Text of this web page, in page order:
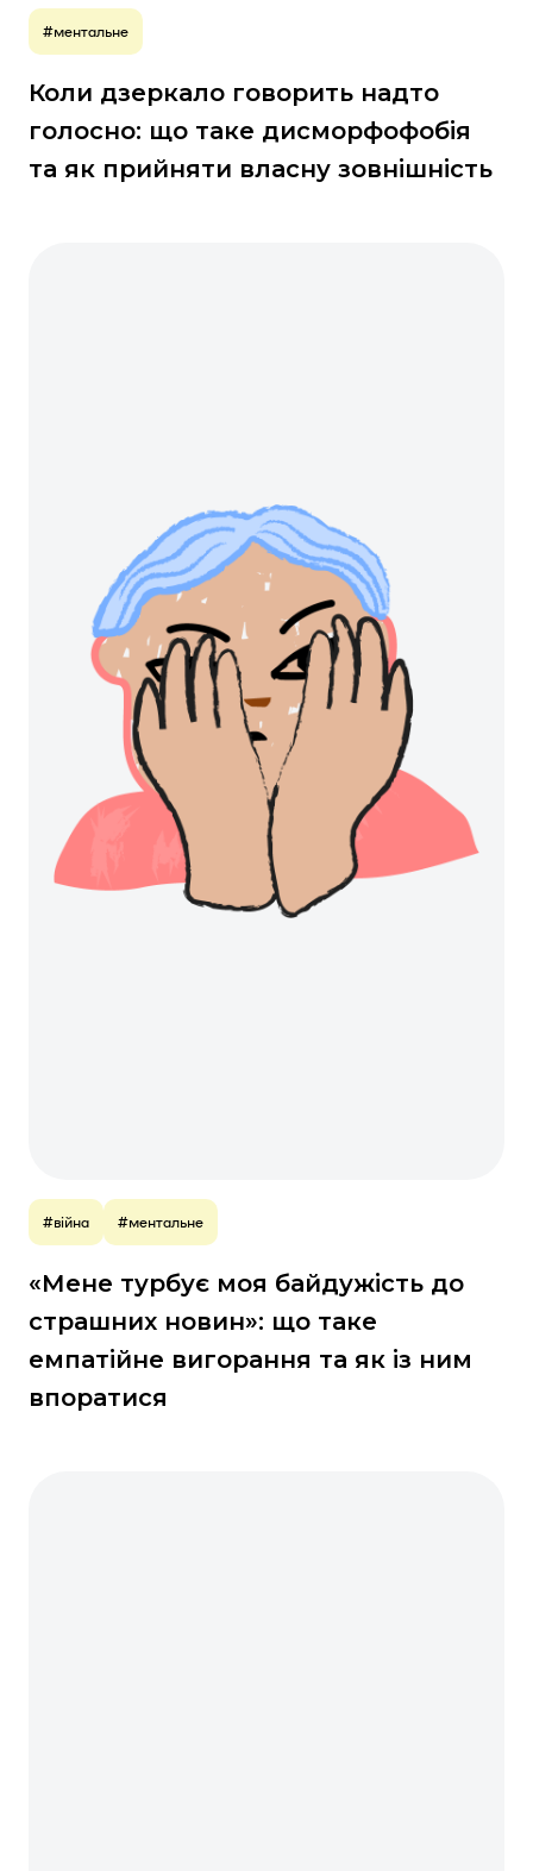
#ментальне
Коли дзеркало говорить надто
голосно: що таке дисморфофобія
та як прийняти власну зовнішність
#війна #ментальне
«Мене турбує моя байдужість до
страшних новин»: що таке
емпатійне вигорання та як із ним
впоратися